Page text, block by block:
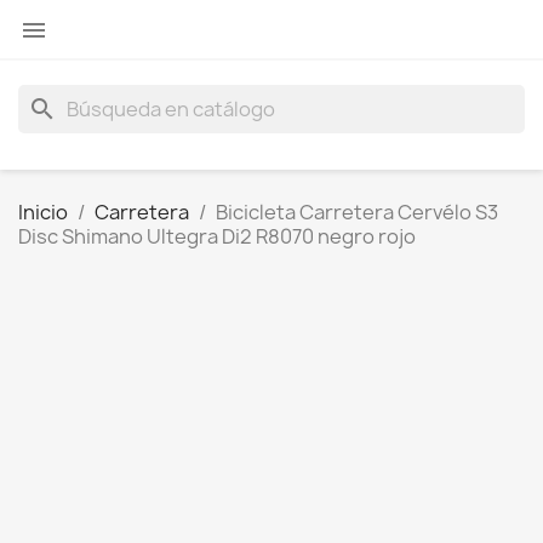

search
Inicio Carretera
Bicicleta Carretera Cervélo S3
Disc Shimano Ultegra Di2 R8070 negro rojo